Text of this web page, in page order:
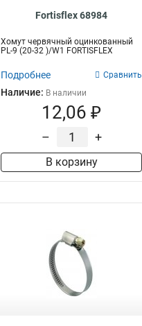
Fortisflex 68984
Хомут червячный оцинкованный
PL-9 (20-32 )/W1 FORTISFLEX
Подробнее Сравнить
Наличие: В наличии
12,06 ₽
– +
В корзину